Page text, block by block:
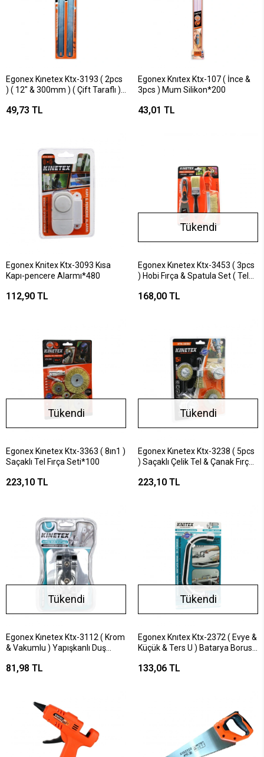
Egonex Kınetex Ktx-3193 ( 2pcs
) ( 12" & 300mm ) ( Çift Taraflı ) (
Bıçakları*20x15
49,73 TL
Egonex Knıtex Ktx-107 ( İnce &
3pcs ) Mum Silikon*200
43,01 TL
Egonex Knitex Ktx-3093 Kısa
Kapı-pencere Alarmı*480
112,90 TL
Tükendi
Egonex Kınetex Ktx-3453 ( 3pcs
) Hobi Fırça & Spatula Set ( Tel
Kestirme Fırça )*72
168,00 TL
Tükendi
Egonex Kınetex Ktx-3363 ( 8ın1 )
Saçaklı Tel Fırça Seti*100
223,10 TL
Tükendi
Egonex Kınetex Ktx-3238 ( 5pcs
) Saçaklı Çelik Tel & Çanak Fırça
223,10 TL
Tükendi
Egonex Kınetex Ktx-3112 ( Krom
& Vakumlu ) Yapışkanlı Duş
81,98 TL
Tükendi
Egonex Knıtex Ktx-2372 ( Evye &
Küçük & Ters U ) Batarya Borusu
)*200
133,06 TL